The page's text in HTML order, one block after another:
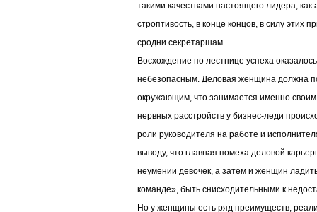
такими качествами настоящего лидера, как
строптивость, в конце концов, в силу этих
сродни секретаршам.
Восхождение по лестнице успеха
небезопасным. Деловая женщина должна
окружающим, что занимается именно
нервных расстройств у бизнес-леди
роли руководителя на работе и
выводу, что главная помеха деловой
неумении девочек, а затем и женщин
команде», быть снисходительными к
Но у женщины есть ряд преимуществ,